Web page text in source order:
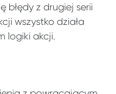
błędy z drugiej serii
wszystko działa
logiki akcji.